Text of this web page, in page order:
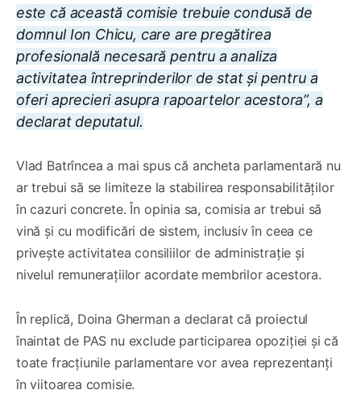
este că această comisie trebuie condusă de
domnul Ion Chicu, care are pregătirea
profesională necesară pentru a analiza
activitatea întreprinderilor de stat și pentru a
oferi aprecieri asupra rapoartelor acestora”, a
declarat deputatul.
Vlad Batrîncea a mai spus că ancheta parlamentară nu
ar trebui să se limiteze la stabilirea responsabilităților
în cazuri concrete. În opinia sa, comisia ar trebui să
vină și cu modificări de sistem, inclusiv în ceea ce
privește activitatea consiliilor de administrație și
nivelul remunerațiilor acordate membrilor acestora.
În replică, Doina Gherman a declarat că proiectul
înaintat de PAS nu exclude participarea opoziției și că
toate fracțiunile parlamentare vor avea reprezentanți
în viitoarea comisie.